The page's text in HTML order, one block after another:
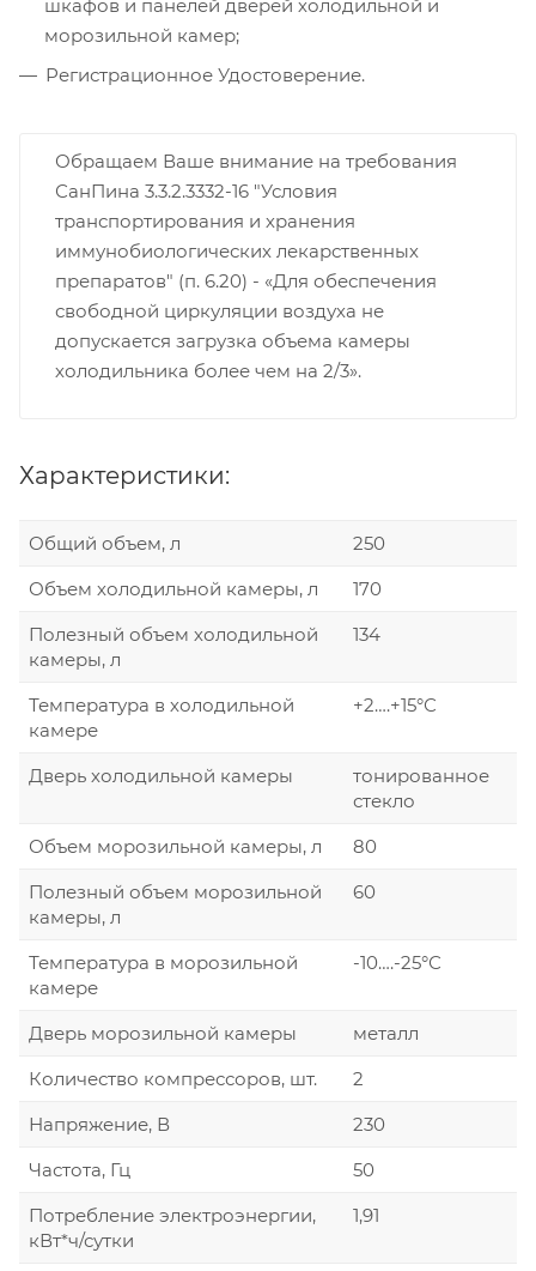
шкафов и панелей дверей холодильной и
морозильной камер;
Регистрационное Удостоверение.
Обращаем Ваше внимание на требования
СанПина 3.3.2.3332-16 "Условия
транспортирования и хранения
иммунобиологических лекарственных
препаратов" (п. 6.20) - «Для обеспечения
свободной циркуляции воздуха не
допускается загрузка объема камеры
холодильника более чем на 2/3».
Характеристики:
Общий объем, л
250
Объем холодильной камеры, л
170
Полезный объем холодильной
камеры, л
134
Температура в холодильной
камере
+2….+15°С
Дверь холодильной камеры
тонированное
стекло
Объем морозильной камеры, л
80
Полезный объем морозильной
камеры, л
60
Температура в морозильной
камере
-10….-25°С
Дверь морозильной камеры
металл
Количество компрессоров, шт.
2
Напряжение, В
230
Частота, Гц
50
Потребление электроэнергии,
кВт*ч/сутки
1,91